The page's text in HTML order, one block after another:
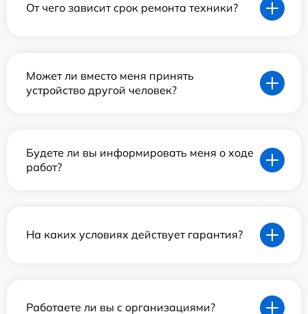
От чего зависит срок ремонта техники?
Может ли вместо меня принять
устройство другой человек?
Будете ли вы информировать меня о ходе
работ?
На каких условиях действует гарантия?
Работаете ли вы с организациями?